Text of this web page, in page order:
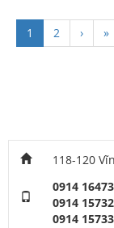
1 2 › »
118-120
0914
0914
0914